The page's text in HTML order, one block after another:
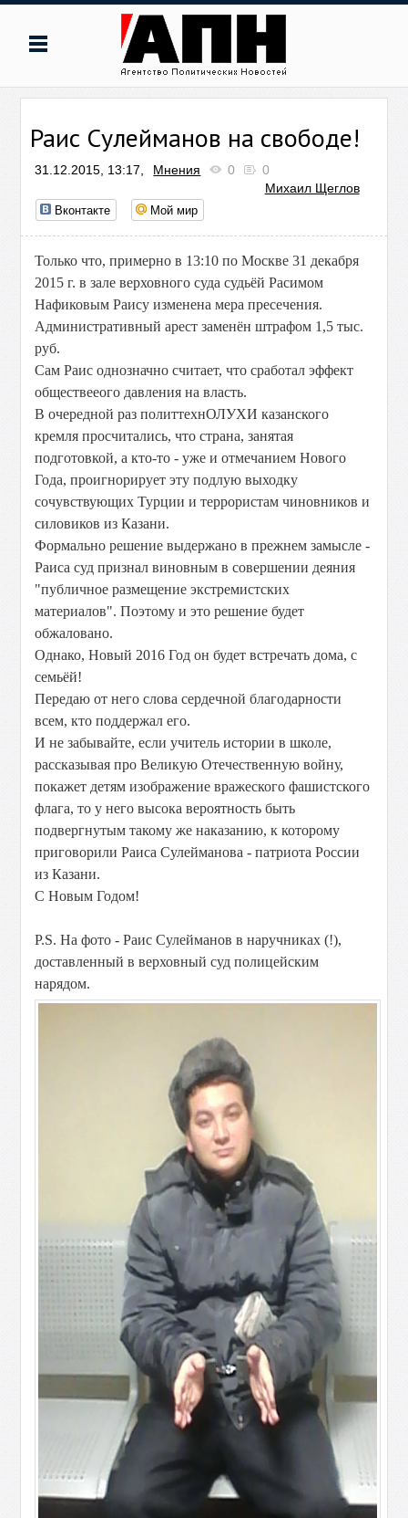
Раис Сулейманов на свободе!
31.12.2015, 13:17, Мнения 0
0
Михаил Щеглов
Вконтакте Мой мир
Только что, примерно в 13:10 по Москве 31 декабря
2015 г. в зале верховного суда судьёй Расимом
Нафиковым Раису изменена мера пресечения.
Административный арест заменён штрафом 1,5 тыс.
руб.
Сам Раис однозначно считает, что сработал эффект
обществееого давления на власть.
В очередной раз политтехнОЛУХИ казанского
кремля просчитались, что страна, занятая
подготовкой, а кто-то - уже и отмечанием Нового
Года, проигнорирует эту подлую выходку
сочувствующих Турции и террористам чиновников и
силовиков из Казани.
Формально решение выдержано в прежнем замысле -
Раиса суд признал виновным в совершении деяния
"публичное размещение экстремистских
материалов". Поэтому и это решение будет
обжаловано.
Однако, Новый 2016 Год он будет встречать дома, с
семьёй!
Передаю от него слова сердечной благодарности
всем, кто поддержал его.
И не забывайте, если учитель истории в школе,
рассказывая про Великую Отечественную войну,
покажет детям изображение вражеского фашистского
флага, то у него высока вероятность быть
подвергнутым такому же наказанию, к которому
приговорили Раиса Сулейманова - патриота России
из Казани.
С Новым Годом!
P.S. На фото - Раис Сулейманов в наручниках (!),
доставленный в верховный суд полицейским
нарядом.